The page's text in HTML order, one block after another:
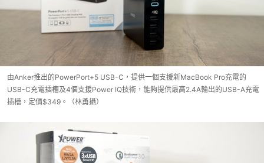
由Anker推出的PowerPort+5 USB-C，提供一個支援新MacBook Pro充電的
USB-C充電插槽及4個支援Power IQ技術，能夠提供最高2.4A輸出的USB-A充電
插槽，定價$349。（林勇攝）